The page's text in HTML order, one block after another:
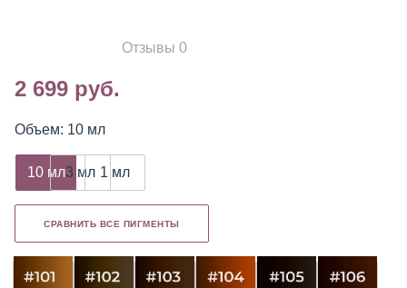
Отзывы 0
2 699 руб.
Объем: 10 мл
10 мл3 мл 1 мл
СРАВНИТЬ ВСЕ ПИГМЕНТЫ